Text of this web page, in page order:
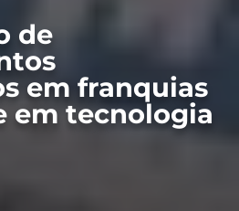
de
em franquias
em tecnologia